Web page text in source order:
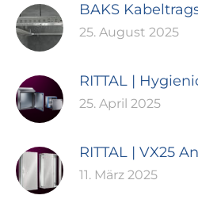
BAKS
25. August 2025
RITTAL |
25. April 2025
RITTAL | VX25
11. März 2025